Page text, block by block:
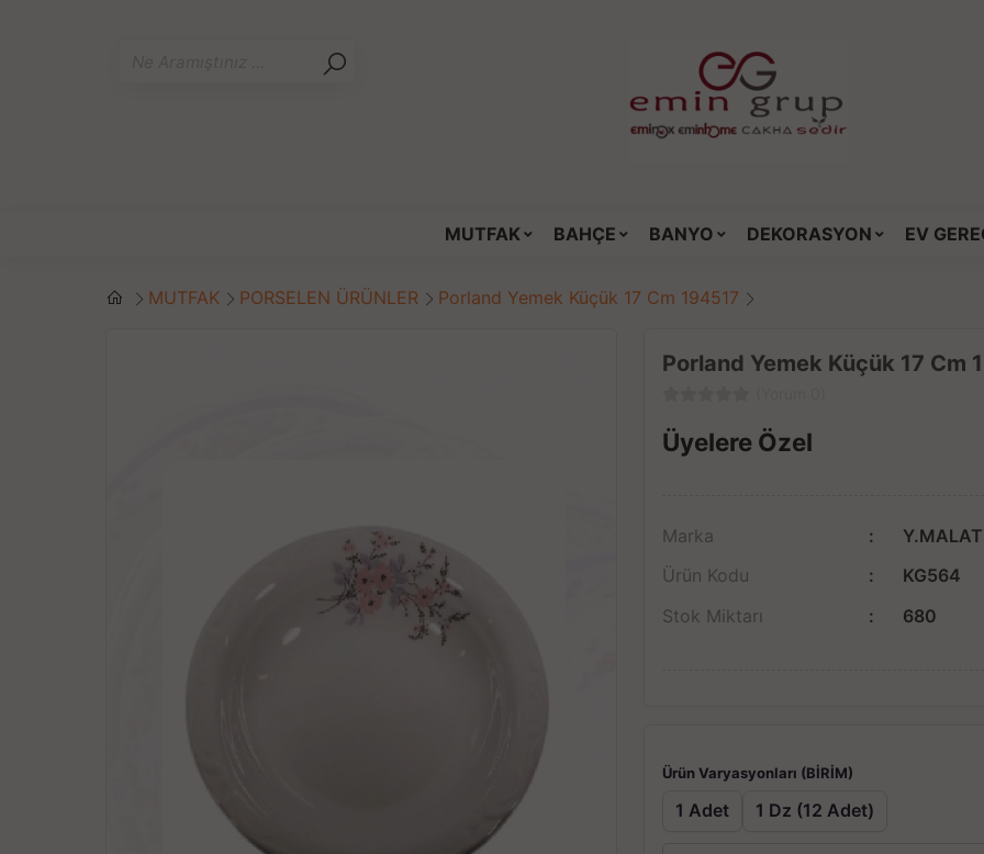
MUTFAK BAHÇE BANYO DEKORASYON EV
MUTFAK PORSELEN ÜRÜNLER Porland Yemek Küçük 17 Cm 194517
Porland Yemek Küçük 17 Cm
Üyelere Özel
Marka
Ürün Kodu
KG564
Stok Miktarı
680
Ürün Varyasyonları (BİRİM)
1 Adet 1 Dz (12 Adet)